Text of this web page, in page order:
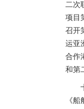
二次
项目
召开
运亚
合作
和第
《